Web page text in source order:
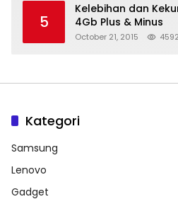
5
Kelebihan dan
4Gb Plus & Minus
October 21, 2015 4592
Kategori
Samsung
Lenovo
Gadget